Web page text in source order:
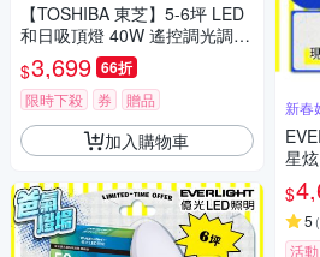
【TOSHIBA 東芝】5-6坪 LED
和日吸頂燈 40W 遙控調光調色
天花板燈 國際版
$3,699 66折
限時下殺 券 贈品
加入購物車
新春
星
$
5 (
活動